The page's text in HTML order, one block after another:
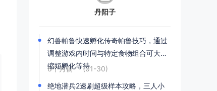
丹阳子
幻兽帕鲁快速孵化传奇帕鲁技巧，通过
调整游戏内时间与特定食物组合可大幅
缩短孵化等待
6个月前
(01-30)
绝地潜兵2速刷超级样本攻略，三人小